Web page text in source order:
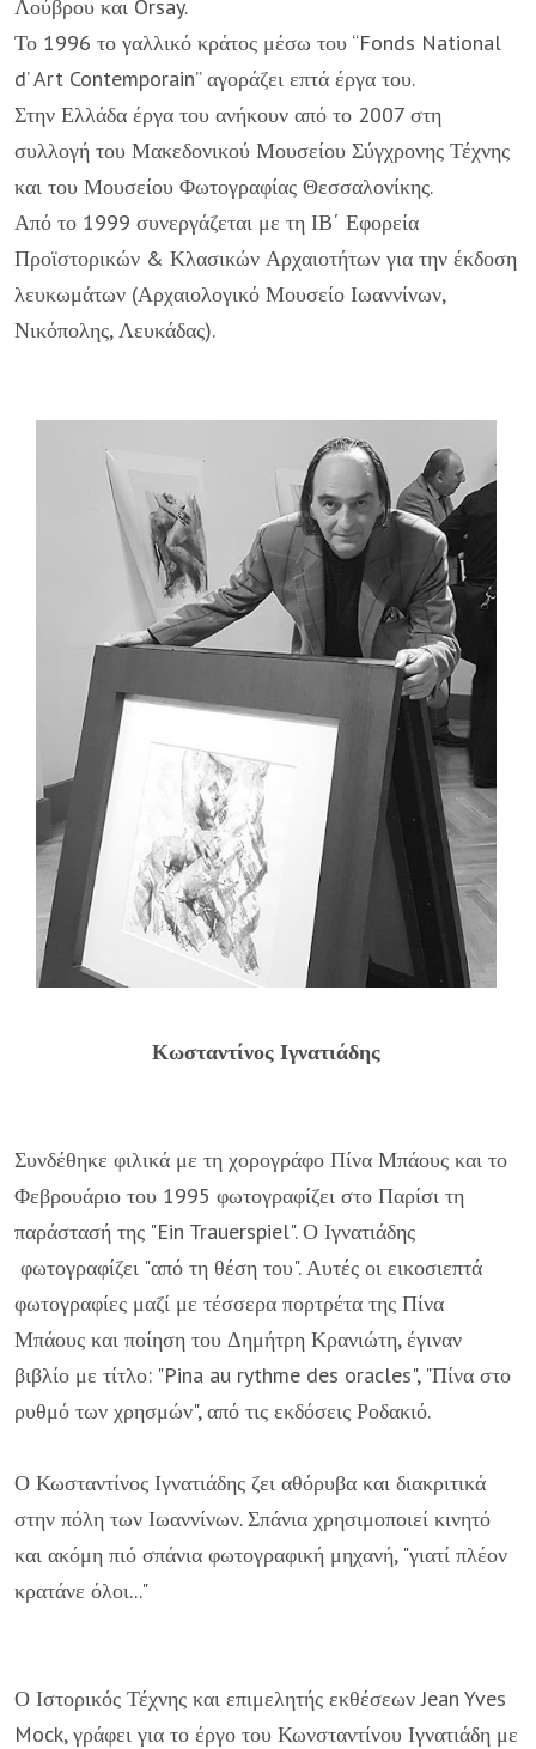
Λούβρου και Orsay.
Το 1996 το γαλλικό κράτος μέσω του “Fonds National
d’ Art Contemporain” αγοράζει επτά έργα του.
Στην Ελλάδα έργα του ανήκουν από το 2007 στη
συλλογή του Μακεδονικού Μουσείου Σύγχρονης Τέχνης
και του Μουσείου Φωτογραφίας Θεσσαλονίκης.
Από το 1999 συνεργάζεται με τη ΙΒ΄ Εφορεία
Προϊστορικών & Κλασικών Αρχαιοτήτων για την έκδοση
λευκωμάτων (Αρχαιολογικό Μουσείο Ιωαννίνων,
Νικόπολης, Λευκάδας).
Κωσταντίνος Ιγνατιάδης
Συνδέθηκε φιλικά με τη χορογράφο Πίνα Μπάους και το
Φεβρουάριο του 1995 φωτογραφίζει στο Παρίσι τη
παράστασή της "Ein Trauerspiel". Ο Ιγνατιάδης
φωτογραφίζει "από τη θέση του". Αυτές οι εικοσιεπτά
φωτογραφίες μαζί με τέσσερα πορτρέτα της Πίνα
Μπάους και ποίηση του Δημήτρη Κρανιώτη, έγιναν
βιβλίο με τίτλο: "Pina au rythme des oracles", "Πίνα στο
ρυθμό των χρησμών", από τις εκδόσεις Ροδακιό.
Ο Κωσταντίνος Ιγνατιάδης ζει αθόρυβα και διακριτικά
στην πόλη των Ιωαννίνων. Σπάνια χρησιμοποιεί κινητό
και ακόμη πιό σπάνια φωτογραφική μηχανή, "γιατί πλέον
κρατάνε όλοι..."
Ο Ιστορικός Τέχνης και επιμελητής εκθέσεων Jean Yves
Mock, γράφει για το έργο του Κωνσταντίνου Ιγνατιάδη με